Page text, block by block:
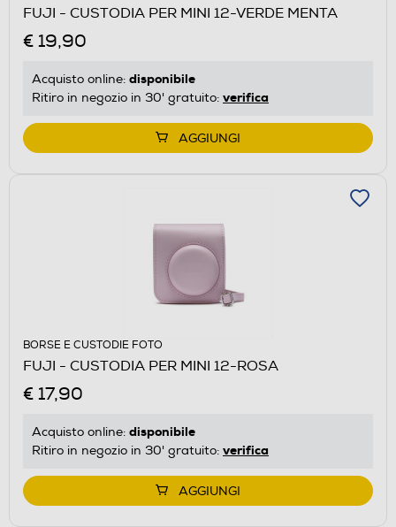
FUJI - CUSTODIA PER MINI 12-VERDE MENTA
€ 19,90
Acquisto online: disponibile
Ritiro in negozio in 30' gratuito: verifica
AGGIUNGI
BORSE E CUSTODIE FOTO
FUJI - CUSTODIA PER MINI 12-ROSA
€ 17,90
Acquisto online: disponibile
Ritiro in negozio in 30' gratuito: verifica
AGGIUNGI